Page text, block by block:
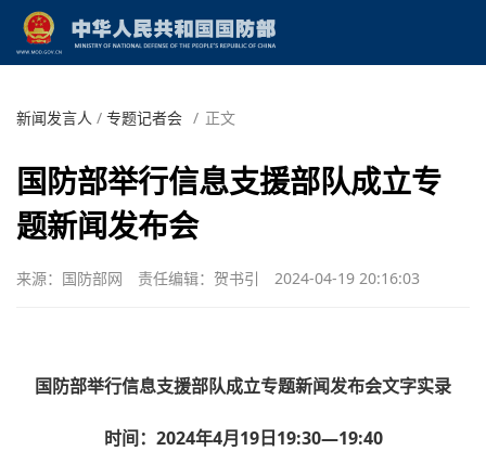
新闻发言人 / 专题记者会 / 正文
国防部举行信息支援部队成立专
题新闻发布会
来源：国防部网 责任编辑：贺书引 2024-04-19 20:16:03
国防部举行信息支援部队成立专题新闻发布会文字实录
时间：2024年4月19日19:30—19:40